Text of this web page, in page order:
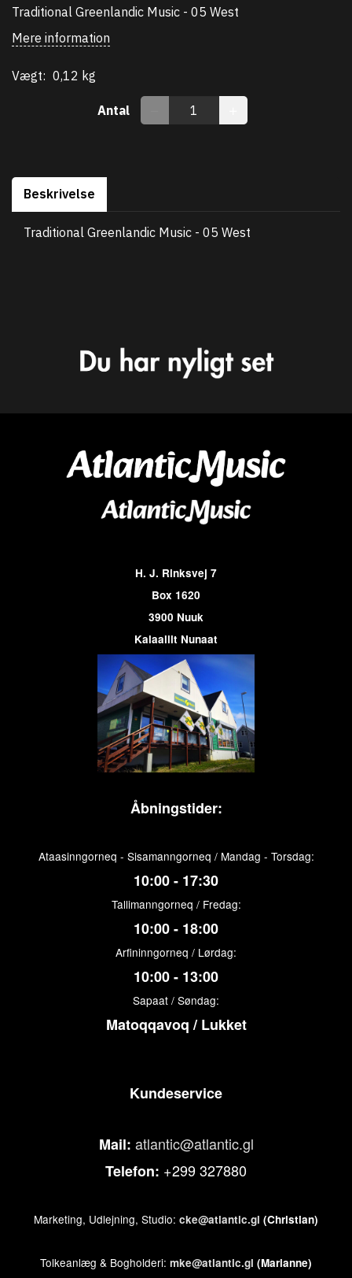
Traditional Greenlandic Music - 05 West
Mere information
Vægt: 0,12 kg
Antal
Beskrivelse
Traditional Greenlandic Music - 05 West
H. J. Rinksvej 7
Box 1620
3900 Nuuk
Kalaallit Nunaat
Åbningstider:
Ataasinngorneq - Sisamanngorneq / Mandag - Torsdag:
10:00 - 17:30
Tallimanngorneq / Fredag:
10:00 - 18:00
Arfininngorneq / Lørdag:
10:00 - 13:00
Sapaat / Søndag:
Matoqqavoq / Lukket
Kundeservice
Mail: atlantic@atlantic.gl
Telefon: +299 327880
Marketing, Udlejning, Studio: cke@atlantic.gl (Christian)
Tolkeanlæg & Bogholderi: mke@atlantic.gl (Marianne)